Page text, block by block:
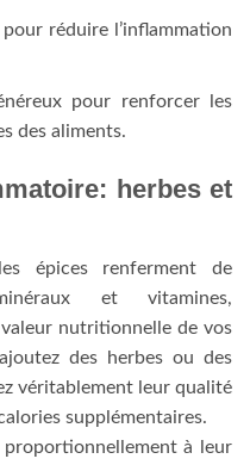
réduire l’inflammation
pour renforcer les
des aliments.
herbes et
épices renferment de
et vitamines,
nutritionnelle de vos
des herbes ou des
véritablement leur qualité
supplémentaires.
proportionnellement à leur